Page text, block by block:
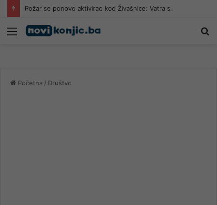
Meni
Početna / Društvo